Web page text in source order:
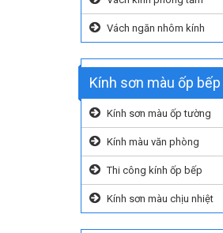
Vách ngăn nhôm kính
Kính sơn màu ốp bếp
Kính sơn màu ốp tường
Kính màu văn phòng
Thi công kính ốp bếp
Kính sơn màu chịu nhiệt